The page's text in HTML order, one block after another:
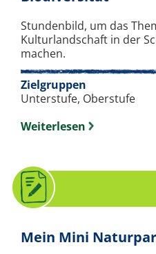
Stundenbild, um das
Kulturlandschaft in der
machen.
Zielgruppen
Unterstufe, Oberstufe
Weiterlesen
Mein Mini